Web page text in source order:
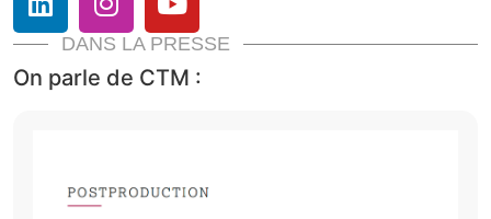
DANS LA PRESSE
On parle de CTM :